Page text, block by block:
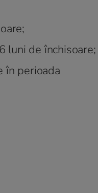
luni de închisoare;
în perioada